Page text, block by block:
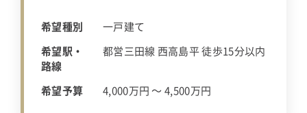
希望種別
一戸建て
希望駅・
路線
都営三田線 西高島平 徒歩15分以内
希望予算 4,000万円 〜 4,500万円